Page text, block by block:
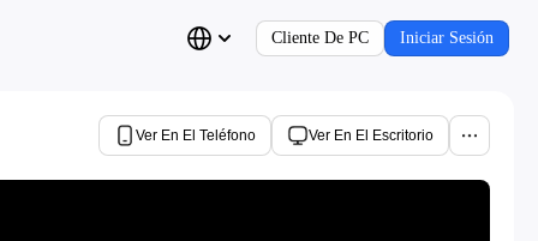
Cliente De PC Iniciar Sesión
Ver En El Teléfono Ver En El Escritorio